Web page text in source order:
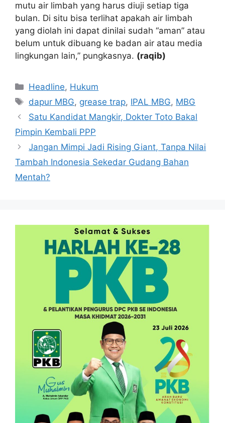
mutu air limbah yang harus diuji setiap tiga
bulan. Di situ bisa terlihat apakah air limbah
yang diolah ini dapat dinilai sudah “aman” atau
belum untuk dibuang ke badan air atau media
lingkungan lain,” pungkasnya. (raqib)
Kategori
Headline, Hukum
Tag
dapur MBG, grease trap, IPAL MBG, MBG
Satu Kandidat Mangkir, Dokter Toto Bakal
Pimpin Kembali PPP
Jangan Mimpi Jadi Rising Giant, Tanpa Nilai
Tambah Indonesia Sekedar Gudang Bahan
Mentah?